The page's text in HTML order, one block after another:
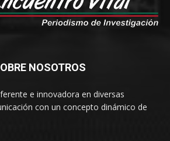
NOSOTROS
e innovadora en diversas
con un concepto dinámico de